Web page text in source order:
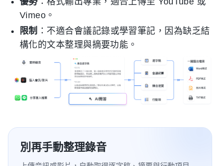
Vimeo。
限制 ：不適合會議記錄或學習筆記，因為缺乏結
構化的文本整理與摘要功能。
別再手動整理錄音